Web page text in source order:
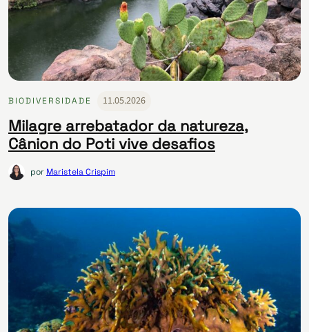
BIODIVERSIDADE 11.05.2026
Milagre arrebatador da natureza,
Cânion do Poti vive desafios
por Maristela Crispim